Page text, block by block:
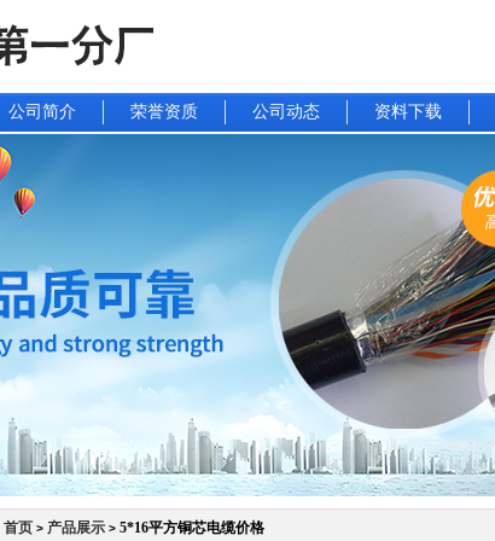
公司简介 荣誉资质 公司动态 资料下载
首页 > 产品展示 > 5*16平方铜芯电缆价格